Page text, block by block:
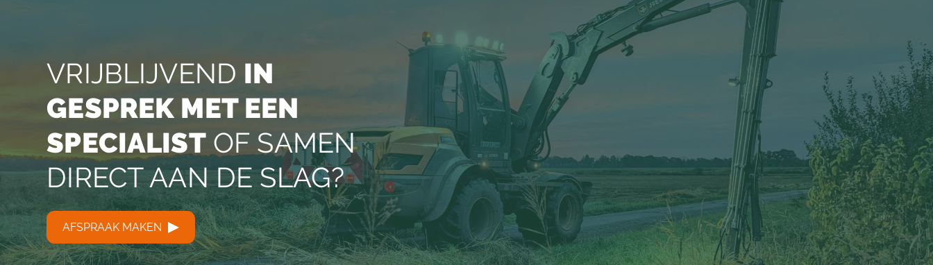
VRIJBLIJVEND IN
GESPREK MET EEN
SPECIALISTOF SAMEN
DIRECT AAN DE SLAG?
AFSPRAAK MAKEN